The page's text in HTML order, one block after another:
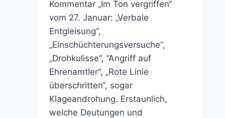
Kommentar „Im Ton vergriffen“
vom 27. Januar: „Verbale
Entgleisung“,
„Einschüchterungsversuche“,
„Drohkulisse“, “Angriff auf
Ehrenamtler“, „Rote Linie
überschritten“, sogar
Klageandrohung. Erstaunlich,
welche Deutungen und